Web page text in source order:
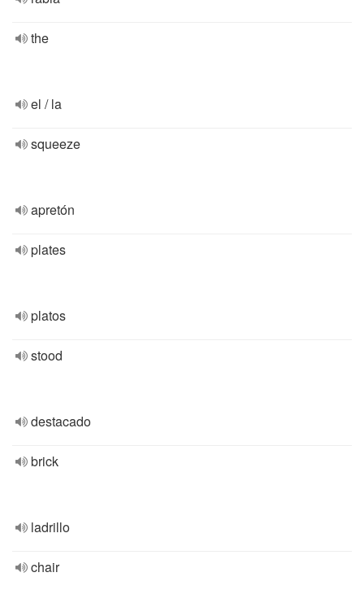
the
el / la
squeeze
apretón
plates
platos
stood
destacado
brick
ladrillo
chair